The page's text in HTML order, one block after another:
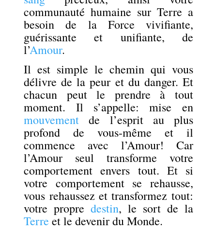
communauté humaine sur Terre a
besoin de la Force vivifiante,
guérissante et unifiante, de
l’Amour.
Il est simple le chemin qui vous
délivre de la peur et du danger. Et
chacun peut le prendre à tout
moment. Il s’appelle: mise en
mouvement de l’esprit au plus
profond de vous-même et il
commence avec l’Amour! Car
l’Amour seul transforme votre
comportement envers tout. Et si
votre comportement se rehausse,
vous rehaussez et transformez tout:
votre propredestin, le sort de la
Terre et le devenir du Monde.